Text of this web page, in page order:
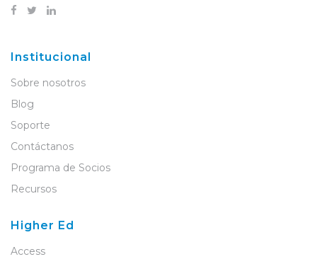
Institucional
Sobre nosotros
Blog
Soporte
Contáctanos
Programa de Socios
Recursos
Higher Ed
Access